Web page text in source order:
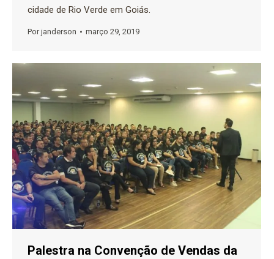
cidade de Rio Verde em Goiás.
Porjanderson março 29, 2019
Palestra na Convenção de Vendas da